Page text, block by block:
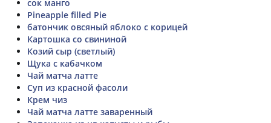
сок манго
Pineapple filled Pie
батончик овсяный яблоко с корицей
Картошка со свининой
Козий сыр (светлый)
Щука с кабачком
Чай матча латте
Суп из красной фасоли
Крем чиз
Чай матча латте заваренный